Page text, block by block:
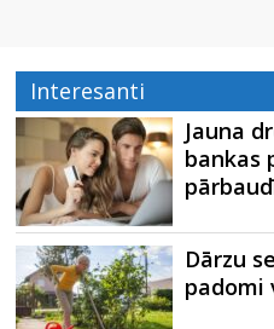
Interesanti
Jauna
bankas
Dārzu
padomi